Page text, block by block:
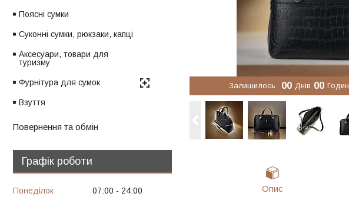
Залишилось 00 Днів 00 Годин
Опис
Поясні сумки
Суконні сумки, рюкзаки, капці
Аксесуари, товари для
туризму
Фурнітура для сумок
Взуття
Повернення та обмін
Графік роботи
Понеділок 07:00
24:00